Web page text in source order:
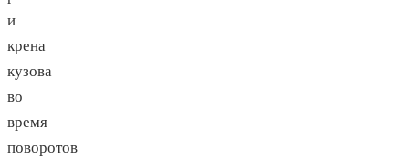
и
крена
кузова
во
время
поворотов